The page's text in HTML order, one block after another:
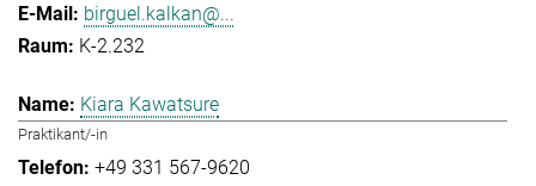
birguel.kalkan@...
K-2.232
Kiara Kawatsure
Praktikant/-in
+49 331 567-9620